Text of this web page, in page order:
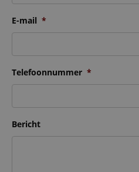
E-mail *
Telefoonnummer *
Bericht